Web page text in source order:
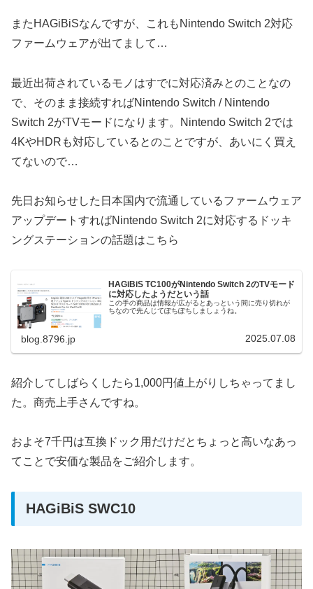
またHAGiBiSなんですが、これもNintendo Switch 2対応
ファームウェアが出てまして…
最近出荷されているモノはすでに対応済みとのことなの
で、そのまま接続すればNintendo Switch / Nintendo
Switch 2がTVモードになります。Nintendo Switch 2では
4KやHDRも対応しているとのことですが、あいにく買え
てないので…
先日お知らせした日本国内で流通しているファームウェア
アップデートすればNintendo Switch 2に対応するドッキ
ングステーションの話題はこちら
HAGiBiS TC100がNintendo Switch 2のTVモード
に対応したようだという話
この手の商品は情報が広がるとあっという間に売り切れが
ちなので先んじてぽちぽちしましょうね。
blog.8796.jp 2025.07.08
紹介してしばらくしたら1,000円値上がりしちゃってまし
た。商売上手さんですね。
およそ7千円は互換ドック用だけだとちょっと高いなあっ
てことで安価な製品をご紹介します。
HAGiBiS SWC10